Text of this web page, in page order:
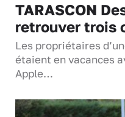
TARASCON
retrouver trois
Les propriétaires
étaient en vacances
Apple…